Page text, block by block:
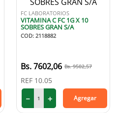
FC LABORATORIOS
VITAMINA C FC 1G X 10
SOBRES GRAN S/A
COD: 2118882
7602,06 9502,57
REF 10.05
＋
－ Agregar